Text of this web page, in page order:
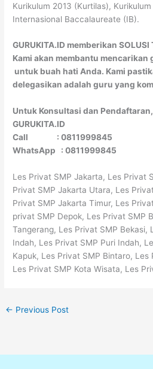
Kurikulum 2013 (Kurtilas),
Internasional Baccalaureate (IB).
GURUKITA.ID memberikan
Kami akan membantu
untuk buah hati Anda. Kami
delegasikan adalah guru yang
Untuk Konsultasi dan
GURUKITA.ID
Call : 0811999845
WhatsApp : 0811999845
Les Privat SMP Jakarta, Les Privat
Privat SMP Jakarta Utara, Les
Privat SMP Jakarta Timur, Les
privat SMP Depok, Les Privat SMP
Tangerang, Les Privat SMP Bekasi,
Indah, Les Privat SMP Puri Indah,
Kapuk, Les Privat SMP Bintaro, Les
Les Privat SMP Kota Wisata, Les
← Previous Post